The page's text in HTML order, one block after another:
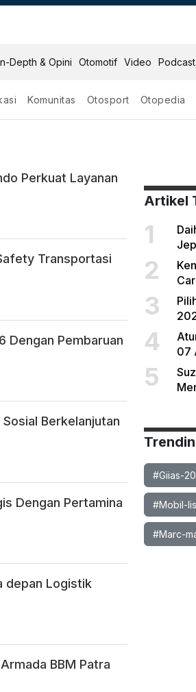
Depth & Opini Otomotif Video Podcast
Komunitas Otosport Otopedia
Perkuat Layanan
Transportasi
Dengan Pembaruan
Berkelanjutan
Dengan Pertamina
depan Logistik
BBM Patra
Artikel
1
2
3
4
07
5
#Giias-
#Mobil-
#Marc-